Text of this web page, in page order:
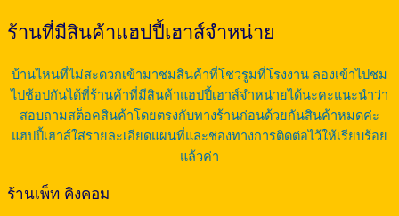
ร้านที่มีสินค้าแฮปปี้เฮาส์จำหน่าย
บ้านไหนที่ไม่สะดวกเข้ามาชมสินค้าที่โชวรูมที่โรงงาน ลองเข้าไปชม
ไปช้อปกันได้ที่ร้านค้าที่มีสินค้าแฮปปี้เฮาส์จำหน่ายได้นะคะแนะนำว่า
สอบถามสต็อคสินค้าโดยตรงกับทางร้านก่อนด้วยกันสินค้าหมดค่ะ
แฮปปี้เฮาส์ใส่รายละเอียดแผนที่และช่องทางการติดต่อไว้ให้เรียบร้อย
แล้วค่า
ร้านเพ็ท คิงคอม